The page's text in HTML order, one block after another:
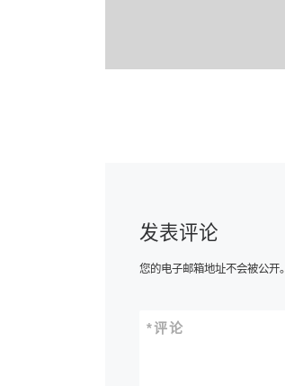
发表评论
您的电子邮箱地址不会被公开。
评论
*